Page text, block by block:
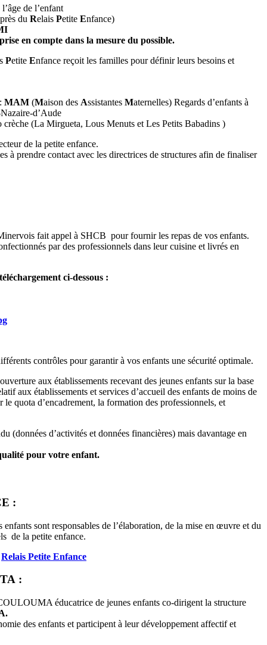
de l’enfant
du Relais Petite Enfance)
en compte dans la mesure du possible.
Petite Enfance reçoit les familles pour définir leurs besoins et
: MAM (Maison des Assistantes Maternelles) Regards d’enfants à
d’Aude
(La Mirgueta, Lous Menuts et Les Petits Babadins )
de la petite enfance.
à prendre contact avec les directrices de structures afin de finaliser
fait appel à SHCB pour fournir les repas de vos enfants.
par des professionnels dans leur cuisine et livrés en
ci-dessous :
contrôles pour garantir à vos enfants une sécurité optimale.
aux établissements recevant des jeunes enfants sur la base
aux établissements et services d’accueil des enfants de moins de
quota d’encadrement, la formation des professionnels, et
(données d’activités et données financières) mais davantage en
pour votre enfant.
:
sont responsables de l’élaboration, de la mise en œuvre et du
de la petite enfance.
Relais Petite Enfance
:
éducatrice de jeunes enfants co-dirigent la structure
des enfants et participent à leur développement affectif et